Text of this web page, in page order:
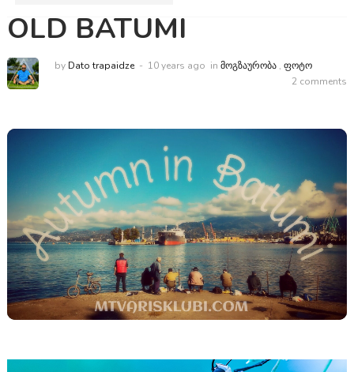
OLD BATUMI
by Dato trapaidze 10 years ago in ᲛᲝᲒᲖᲐᲣᲠᲝᲑᲐ, ᲤᲝᲢᲝ
2 comments